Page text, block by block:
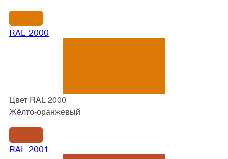
RAL 2000
Цвет RAL 2000
Жёлто-оранжевый
RAL 2001